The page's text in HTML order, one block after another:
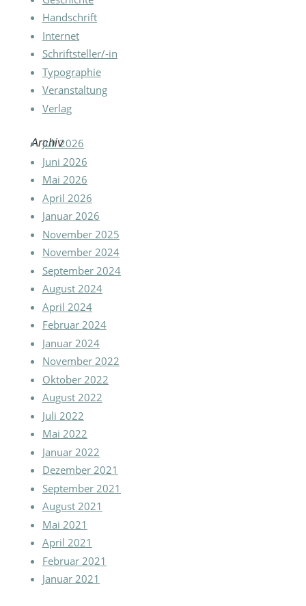
Handschrift
Internet
Schriftsteller/-in
Typographie
Veranstaltung
Verlag
Archiv
Juli 2026
Juni 2026
Mai 2026
April 2026
Januar 2026
November 2025
November 2024
September 2024
August 2024
April 2024
Februar 2024
Januar 2024
November 2022
Oktober 2022
August 2022
Juli 2022
Mai 2022
Januar 2022
Dezember 2021
September 2021
August 2021
Mai 2021
April 2021
Februar 2021
Januar 2021